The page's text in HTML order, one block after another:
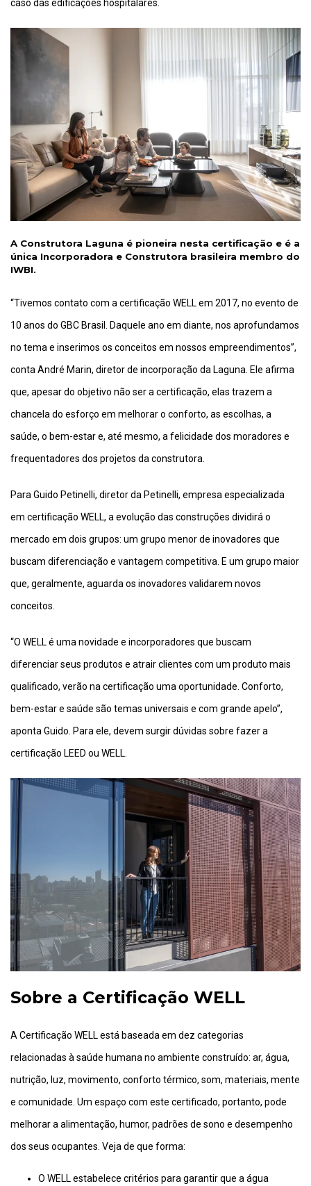
caso das edificações hospitalares.
A Construtora Laguna é pioneira nesta certificação e é a
única Incorporadora e Construtora brasileira membro do
IWBI.
“Tivemos contato com a certificação WELL em 2017, no evento de
10 anos do GBC Brasil. Daquele ano em diante, nos aprofundamos
no tema e inserimos os conceitos em nossos empreendimentos”,
conta André Marin, diretor de incorporação da Laguna. Ele afirma
que, apesar do objetivo não ser a certificação, elas trazem a
chancela do esforço em melhorar o conforto, as escolhas, a
saúde, o bem-estar e, até mesmo, a felicidade dos moradores e
frequentadores dos projetos da construtora.
Para Guido Petinelli, diretor da Petinelli, empresa especializada
em certificação WELL, a evolução das construções dividirá o
mercado em dois grupos: um grupo menor de inovadores que
buscam diferenciação e vantagem competitiva. E um grupo maior
que, geralmente, aguarda os inovadores validarem novos
conceitos.
“O WELL é uma novidade e incorporadores que buscam
diferenciar seus produtos e atrair clientes com um produto mais
qualificado, verão na certificação uma oportunidade. Conforto,
bem-estar e saúde são temas universais e com grande apelo”,
aponta Guido. Para ele, devem surgir dúvidas sobre fazer a
certificação LEED ou WELL.
Sobre a Certificação WELL
A Certificação WELL está baseada em dez categorias
relacionadas à saúde humana no ambiente construído: ar, água,
nutrição, luz, movimento, conforto térmico, som, materiais, mente
e comunidade. Um espaço com este certificado, portanto, pode
melhorar a alimentação, humor, padrões de sono e desempenho
dos seus ocupantes. Veja de que forma:
O WELL estabelece critérios para garantir que a água